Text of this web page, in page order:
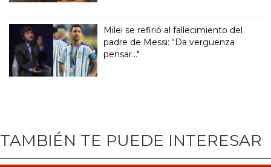
Milei se refirió al fallecimiento del
padre de Messi: “Da vergüenza
pensar..."
TAMBIÉN TE PUEDE INTERESAR